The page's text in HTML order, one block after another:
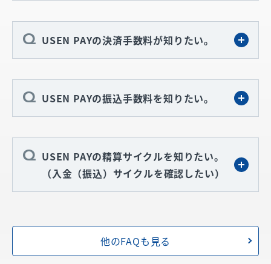
USEN PAYの決済手数料が知りたい。
USEN PAYの振込手数料を知りたい。
USEN PAYの精算サイクルを知りたい。
（入金（振込）サイクルを確認したい）
他のFAQも見る